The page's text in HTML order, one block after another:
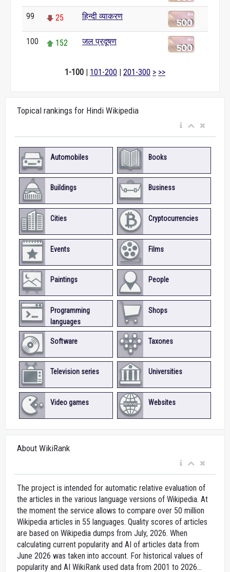
99 25 हिन्दी व्याकरण
100 152 जल प्रदूषण
1-100 | 101-200 | 201-300 > >>
Topical rankings for Hindi Wikipedia
Automobiles Books
Buildings Business
Cities Cryptocurrencies
Events Films
Paintings People
Programming
languages
Shops
Software Taxones
Television series Universities
Video games Websites
About WikiRank
The project is intended for automatic relative evaluation of
the articles in the various language versions of Wikipedia. At
the moment the service allows to compare over 50 million
Wikipedia articles in 55 languages. Quality scores of articles
are based on Wikipedia dumps from July, 2026. When
calculating current popularity and AI of articles data from
June 2026 was taken into account. For historical values of
popularity and AI WikiRank used data from 2001 to 2026...